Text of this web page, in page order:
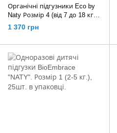
Органічні підгузники Eco by
Naty Розмір 4 (від 7 до 18 кг)
44 шт
1 370 грн